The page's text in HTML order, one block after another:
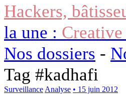
Hackers,
la une :
Nos dossiers -
Tag #kadhafi
Surveillance Analyse • 15 juin 2012